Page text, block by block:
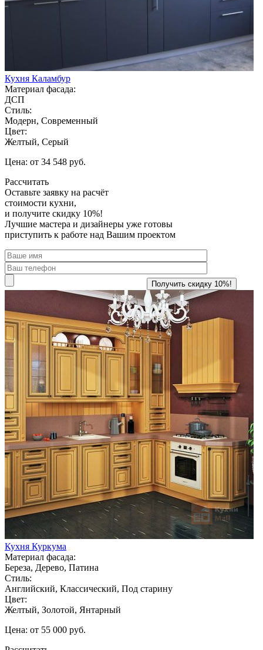
Кухня Каламбур
Материал фасада:
ДСП
Стиль:
Модерн, Современный
Цвет:
Желтый, Серый
Цена: от 34 548 руб.
Рассчитать
Оставьте заявку на расчёт
стоимости кухни,
и получите скидку 10%!
Лучшие мастера и дизайнеры уже готовы
приступить к работе над Вашим проектом
Кухня Куркума
Материал фасада:
Береза, Дерево, Патина
Стиль:
Английский, Классический, Под старину
Цвет:
Желтый, Золотой, Янтарный
Цена: от 55 000 руб.